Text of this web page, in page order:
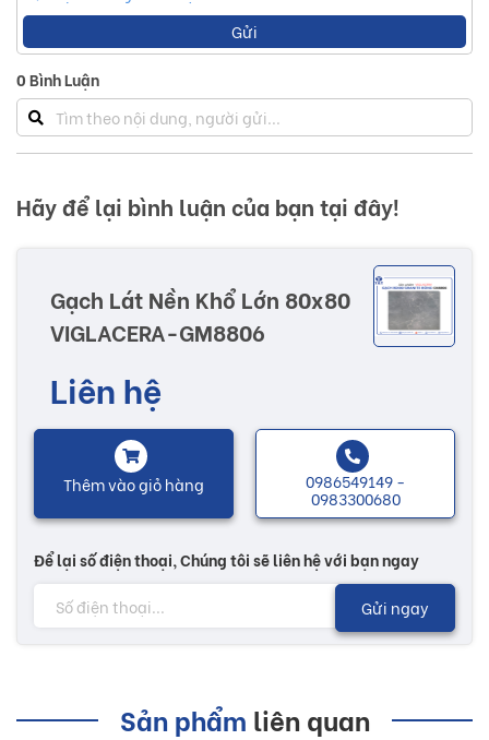
Gửi
0Bình Luận
Hãy để lại bình luận của bạn tại đây!
Gạch Lát Nền Khổ Lớn 80x80
VIGLACERA-GM8806
Liên hệ
Thêm vào giỏ hàng 0986549149 -
0983300680
Để lại số điện thoại, Chúng tôi sẽ liên hệ với bạn ngay
Gửi ngay
Sản phẩm liên quan